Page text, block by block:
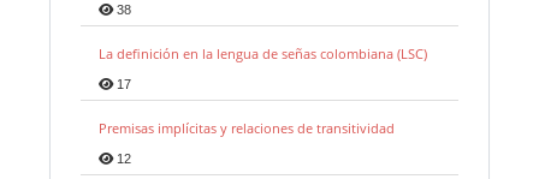
38
La definición en la lengua de señas colombiana (LSC)
17
Premisas implícitas y relaciones de transitividad
12